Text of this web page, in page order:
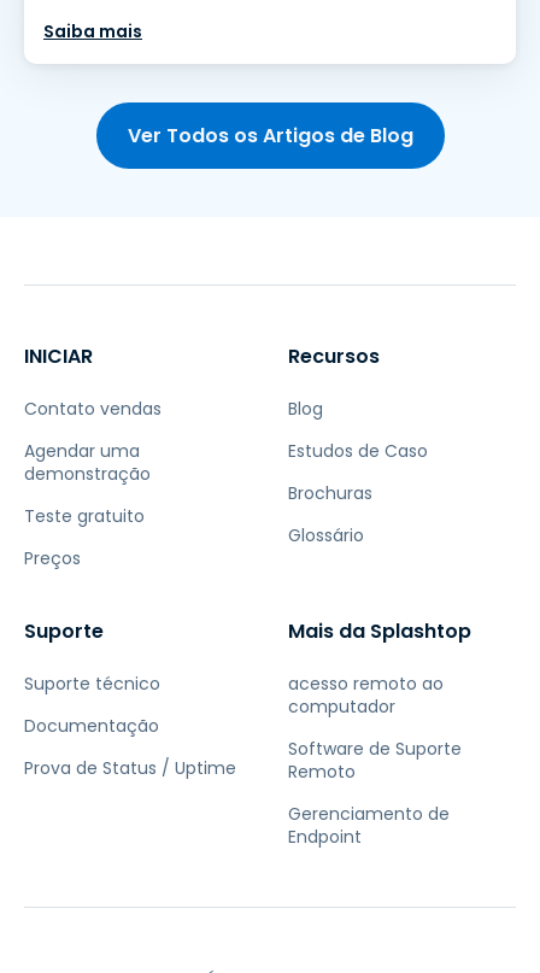
Saiba mais
Ver Todos os Artigos de Blog
INICIAR
Contato vendas
Agendar uma
demonstração
Teste gratuito
Preços
Recursos
Blog
Estudos de Caso
Brochuras
Glossário
Suporte
Suporte técnico
Documentação
Prova de Status / Uptime
Mais da Splashtop
acesso remoto ao
computador
Software de Suporte
Remoto
Gerenciamento de
Endpoint